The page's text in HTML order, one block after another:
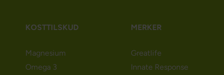
KOSTTILSKUD
Magnesium
Omega 3
MERKER
Greatlife
Innate Response